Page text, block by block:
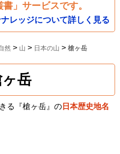
」サービスです。
レッジについて詳しく見る
然 > 山 > 日本の山 > 槍ヶ岳
岳
る『槍ヶ岳』の 日本歴史地名